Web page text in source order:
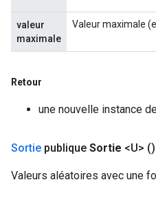
valeur
maximale
Valeur maximale
Retour
une nouvelle instance
Sortie publique Sortie <U> ()
Valeurs aléatoires avec une